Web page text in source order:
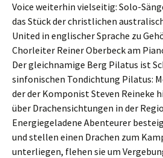
Voice weiterhin vielseitig: Solo-
das Stück der christlichen
United in englischer Sprache zu
Chorleiter Reiner Oberbeck am
Der gleichnamige Berg Pilatus ist
sinfonischen Tondichtung Pilatus:
der der Komponist Steven Reineke
über Drachensichtungen in der
Energiegeladene Abenteurer
und stellen einen Drachen zum
unterliegen, flehen sie um